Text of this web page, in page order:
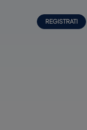
REGISTRATI